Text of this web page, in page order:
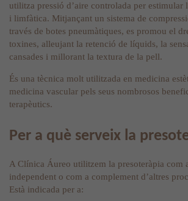
utilitza pressió d’aire controlada per estimular
i limfàtica. Mitjançant un sistema de
través de botes pneumàtiques, es promou el
toxines, alleujant la retenció de líquids, la
cansades i millorant la textura de la pell.
És una tècnica molt utilitzada en medicina
medicina vascular pels seus nombrosos
terapèutics.
Per a què serveix la
A Clínica Áureo utilitzem la presoteràpia com
independent o com a complement d’altres
Està indicada per a: